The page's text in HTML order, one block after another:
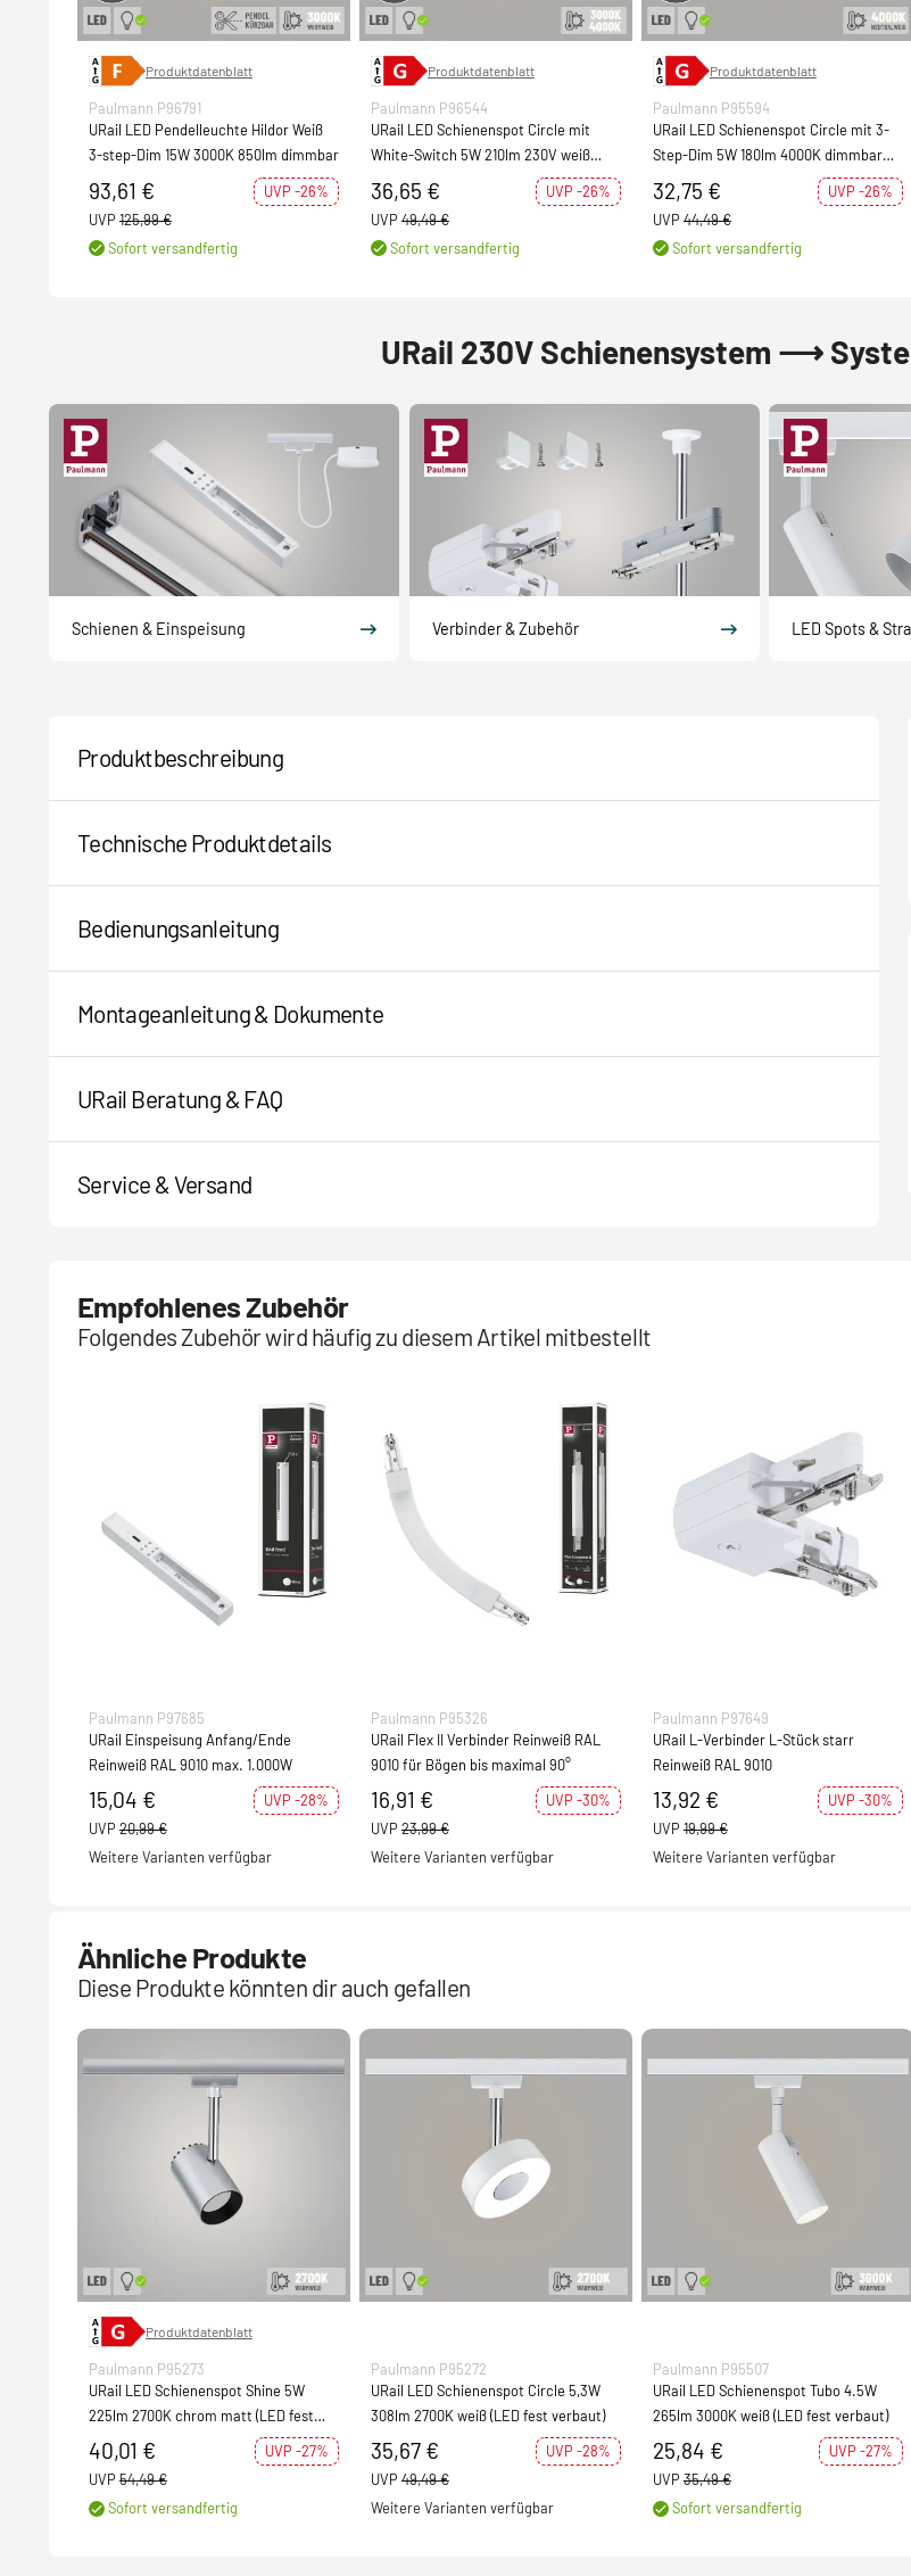
Produktdatenblatt
Paulmann P96791
URail LED Pendelleuchte Hildor Weiß
3-step-Dim 15W 3000K 850lm dimmbar
93,61 €
UVP -26%
UVP 125,99 €
Sofort versandfertig
Produktdatenblatt
Paulmann P96544
URail LED Schienenspot Circle mit
White-Switch 5W 210lm 230V weiß
(LED fest verbaut)
36,65 €
UVP -26%
UVP 49,49 €
Sofort versandfertig
Produktdatenblatt
Paulmann P95594
URail LED Schienenspot Circle mit 3-
Step-Dim 5W 180lm 4000K dimmbar
230V weiß (LED fest verbaut)
32,75 €
UVP -26%
UVP 44,49 €
Sofort versandfertig
URail 230V Schienensystem ⟶
Schienen & Einspeisung Verbinder & Zubehör LED Spots &
Produktbeschreibung
Technische Produktdetails
Bedienungsanleitung
Montageanleitung & Dokumente
URail Beratung & FAQ
Service & Versand
Empfohlenes Zubehör
Folgendes Zubehör wird häufig zu diesem Artikel mitbestellt
Paulmann P97685
URail Einspeisung Anfang/Ende
Reinweiß RAL 9010 max. 1.000W
15,04 €
UVP -28%
UVP 20,99 €
Weitere Varianten verfügbar
Paulmann P95326
URail Flex II Verbinder Reinweiß RAL
9010 für Bögen bis maximal 90°
16,91 €
UVP -30%
UVP 23,99 €
Weitere Varianten verfügbar
Paulmann P97649
URail L-Verbinder L-Stück starr
Reinweiß RAL 9010
13,92 €
UVP -30%
UVP 19,99 €
Weitere Varianten verfügbar
Ähnliche Produkte
Diese Produkte könnten dir auch gefallen
Produktdatenblatt
Paulmann P95273
URail LED Schienenspot Shine 5W
225lm 2700K chrom matt (LED fest
verbaut)
40,01 €
UVP -27%
UVP 54,49 €
Sofort versandfertig
Paulmann P95272
URail LED Schienenspot Circle 5,3W
308lm 2700K weiß (LED fest verbaut)
35,67 €
UVP -28%
UVP 49,49 €
Weitere Varianten verfügbar
Paulmann P95507
URail LED Schienenspot Tubo 4.5W
265lm 3000K weiß (LED fest verbaut)
25,84 €
UVP -27%
UVP 35,49 €
Sofort versandfertig